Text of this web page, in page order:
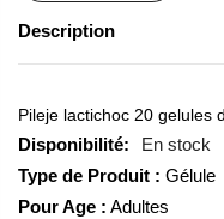
Description
Pileje lactichoc 20 gelules
En stock
Type de Produit : Gélule
Pour Age : Adultes